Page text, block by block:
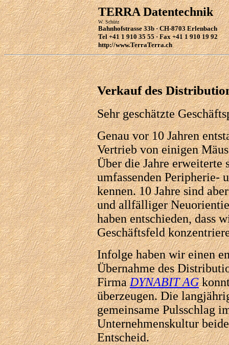
TERRA Datentechnik
W. Schütz
Bahnhofstrasse 33b · CH-8703 Erlenbach
Tel +41 1 910 35 55 · Fax +41 1 910 19 92
http://www.TerraTerra.ch
Verkauf des
Sehr geschätzte
Genau vor 10 Jahren
Vertrieb von einigen
Über die Jahre erweiterte
umfassenden Peripherie-
kennen. 10 Jahre sind
und allfälliger
haben entschieden, dass
Geschäftsfeld
Infolge haben wir einen
Übernahme des
FirmaDYNABIT AG
überzeugen. Die
gemeinsame Pulsschlag
Unternehmenskultur
Entscheid.